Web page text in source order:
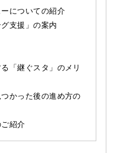
についての紹介
支援」の案内
「継ぐスタ」のメリ
かった後の進め方の
紹介